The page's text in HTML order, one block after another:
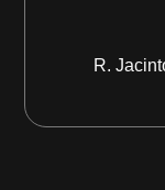
R.